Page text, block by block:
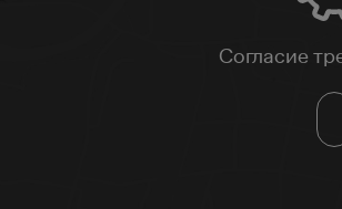
Согласие